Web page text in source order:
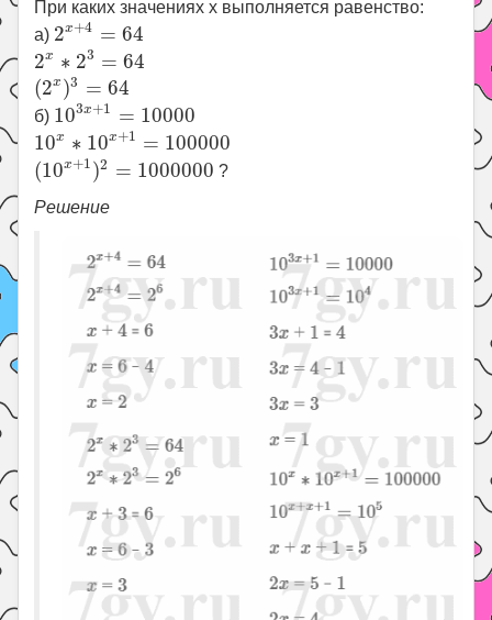
При каких значениях x выполняется равенство:
а) 2x+4 = 64
2x +4 64
2x ∗ 23 = 64
2x 23 64
(2x )3 = 64
(2x)3 64
б) 103x+1 = 10000
103x + 10000
10x ∗ 10x+1 = 100000
10x 10x + 100000
(10x+1)2 = 1000000
(10x+1) 1000000
?
Решение